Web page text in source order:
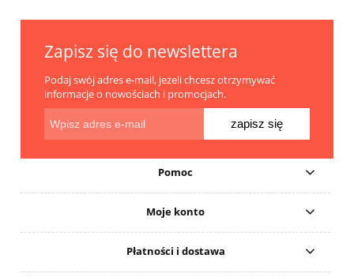
Zapisz się do newslettera
Podaj swój adres e-mail, jeżeli chcesz otrzymywać
informacje o nowościach i promocjach.
zapisz się
Pomoc
Moje konto
Płatności i dostawa